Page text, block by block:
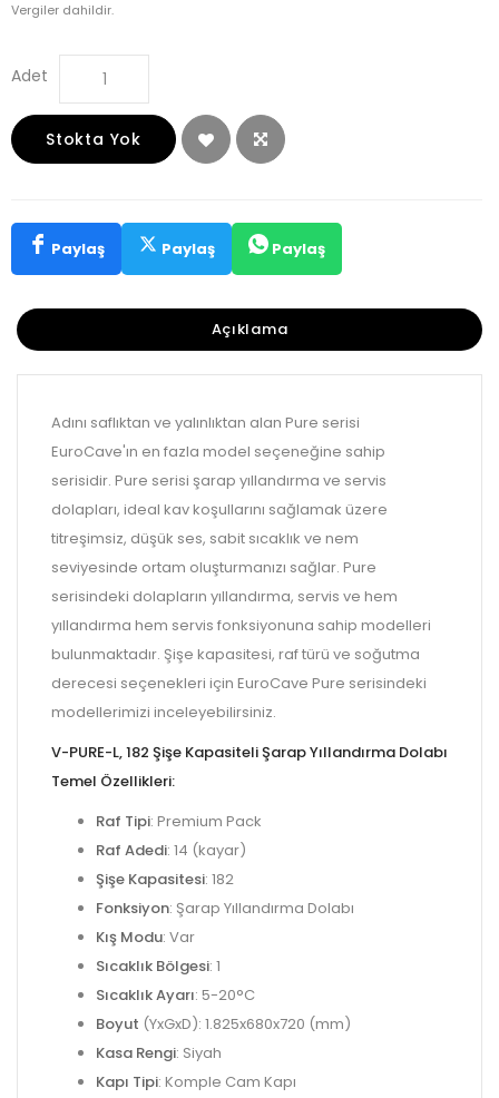
Vergiler dahildir.
Adet
Stokta Yok
Paylaş Paylaş Paylaş
Açıklama
Adını saflıktan ve yalınlıktan alan Pure serisi
EuroCave'ın en fazla model seçeneğine sahip
serisidir. Pure serisi şarap yıllandırma ve servis
dolapları, ideal kav koşullarını sağlamak üzere
titreşimsiz, düşük ses, sabit sıcaklık ve nem
seviyesinde ortam oluşturmanızı sağlar. Pure
serisindeki dolapların yıllandırma, servis ve hem
yıllandırma hem servis fonksiyonuna sahip modelleri
bulunmaktadır. Şişe kapasitesi, raf türü ve soğutma
derecesi seçenekleri için EuroCave Pure serisindeki
modellerimizi inceleyebilirsiniz.
V-PURE-L, 182 Şişe Kapasiteli Şarap Yıllandırma Dolabı
Temel Özellikleri:
Raf Tipi: Premium Pack
Raf Adedi: 14 (kayar)
Şişe Kapasitesi: 182
Fonksiyon: Şarap Yıllandırma Dolabı
Kış Modu: Var
Sıcaklık Bölgesi: 1
Sıcaklık Ayarı: 5-20°C
Boyut (YxGxD): 1.825x680x720 (mm)
Kasa Rengi: Siyah
Kapı Tipi: Komple Cam Kapı